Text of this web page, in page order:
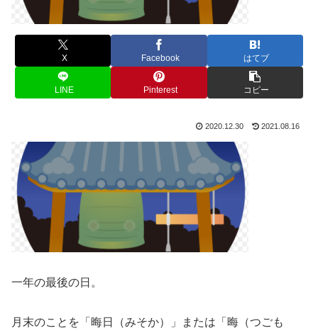
X Facebook はてブ
LINE Pinterest コピー
2020.12.30 2021.08.16
一年の最後の日。
月末のことを「晦日（みそか）」または「晦（つごも